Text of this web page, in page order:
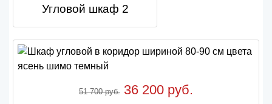
Угловой шкаф 2
51 700 руб. 36 200 руб.